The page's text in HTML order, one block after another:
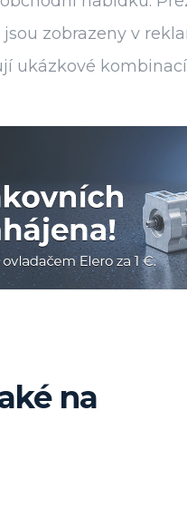
zobrazeny v
ukázkové
na